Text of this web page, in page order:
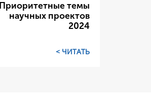
Приоритетные темы
научных проектов
2024
ЧИТАТЬ >